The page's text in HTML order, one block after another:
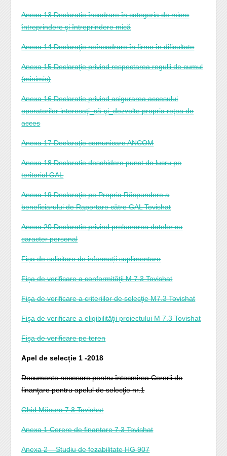
Anexa 13 Declaratie încadrare în categoria de micro
întreprindere şi întreprindere mică
Anexa 14 Declaraţie neîncadrare în firme în dificultate
Anexa 15 Declaraţie privind respectarea regulii de cumul
(minimis)
Anexa 16 Declaratie privind asigurarea accesului
operatorilor interesaţi_să-şi_dezvolte propria reţea de
acces
Anexa 17 Declaraţie comunicare ANCOM
Anexa 18 Declaratie deschidere punct de lucru pe
teritoriul GAL
Anexa 19 Declaraţie pe Propria Răspundere a
beneficiarului de Raportare către GAL Tovishat
Anexa 20 Declaratie privind prelucrarea datelor cu
caracter personal
Fișa de solicitare de informații suplimentare
Fişa de verificare a conformităţii M 7.3 Tovishat
Fişa de verificare a criteriilor de selecţie M7.3 Tovishat
Fişa de verificare a eligibilităţii proiectului M 7.3 Tovishat
Fişa de verificare pe teren
Apel de selecție 1 -2018
Documente necesare pentru întocmirea Cererii de
finanţare pentru apelul de selecţie nr.1
Ghid Măsura 7.3 Tovishat
Anexa 1 Cerere de finantare 7.3 Tovishat
Anexa 2 – Studiu de fezabilitate HG 907